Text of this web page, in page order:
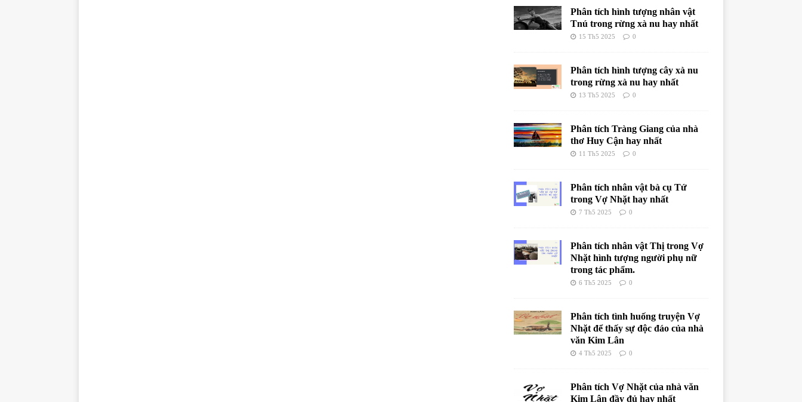
Phân tích hình tượng nhân vật
Tnú trong rừng xà nu hay nhất
15 Th5 2025 0
Phân tích hình tượng cây xà nu
trong rừng xà nu hay nhất
13 Th5 2025 0
Phân tích Tràng Giang của nhà
thơ Huy Cận hay nhất
11 Th5 2025 0
Phân tích nhân vật bà cụ Tứ
trong Vợ Nhặt hay nhất
7 Th5 2025 0
Phân tích nhân vật Thị trong Vợ
Nhặt hình tượng người phụ nữ
trong tác phẩm.
6 Th5 2025 0
Phân tích tình huống truyện Vợ
Nhặt để thấy sự độc đáo của nhà
văn Kim Lân
4 Th5 2025 0
Phân tích Vợ Nhặt của nhà văn
Kim Lân đầy đủ hay nhất